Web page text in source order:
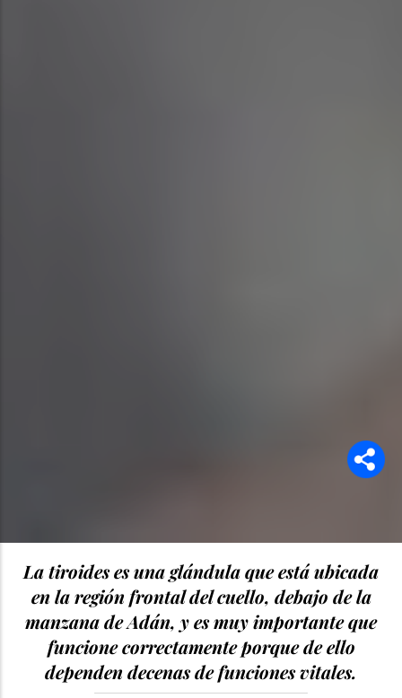
La tiroides es una glándula que está ubicada
en la región frontal del cuello, debajo de la
manzana de Adán, y es muy importante que
funcione correctamente porque de ello
dependen decenas de funciones vitales.